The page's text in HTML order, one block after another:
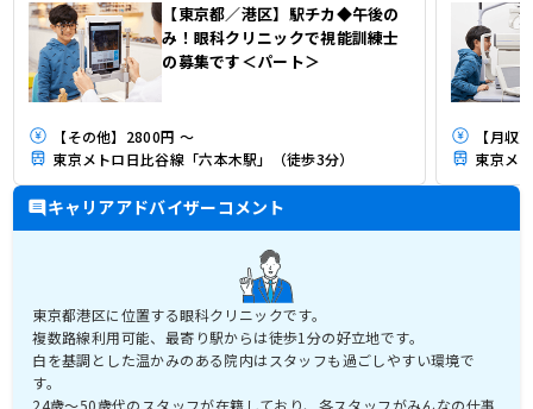
【東京都／港区】駅チカ◆午後の
み！眼科クリニックで視能訓練士
の募集です＜パート＞
【その他】2800円 ～
東京メトロ日比谷線「六本木駅」（徒歩3分）
【月収
東京メ
キャリアアドバイザーコメント
東京都港区に位置する眼科クリニックです。
複数路線利用可能、最寄り駅からは徒歩1分の好立地です。
白を基調とした温かみのある院内はスタッフも過ごしやすい環境で
す。
24歳～50歳代のスタッフが在籍しており、各スタッフがみんなの仕事